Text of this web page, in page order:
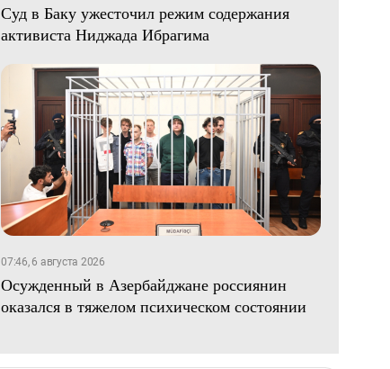
Суд в Баку ужесточил режим содержания
активиста Ниджада Ибрагима
07:46, 6 августа 2026
Осужденный в Азербайджане россиянин
оказался в тяжелом психическом состоянии